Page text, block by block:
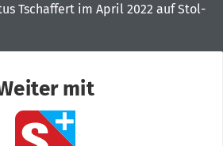
Tschaffert im April 2022 auf Stol-